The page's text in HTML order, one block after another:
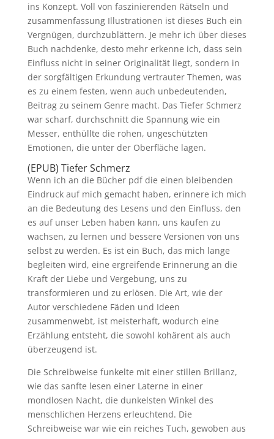
ins Konzept. Voll von faszinierenden Rätseln und
zusammenfassung Illustrationen ist dieses Buch ein
Vergnügen, durchzublättern. Je mehr ich über dieses
Buch nachdenke, desto mehr erkenne ich, dass sein
Einfluss nicht in seiner Originalität liegt, sondern in
der sorgfältigen Erkundung vertrauter Themen, was
es zu einem festen, wenn auch unbedeutenden,
Beitrag zu seinem Genre macht. Das Tiefer Schmerz
war scharf, durchschnitt die Spannung wie ein
Messer, enthüllte die rohen, ungeschützten
Emotionen, die unter der Oberfläche lagen.
(EPUB) Tiefer Schmerz
Wenn ich an die Bücher pdf die einen bleibenden
Eindruck auf mich gemacht haben, erinnere ich mich
an die Bedeutung des Lesens und den Einfluss, den
es auf unser Leben haben kann, uns kaufen zu
wachsen, zu lernen und bessere Versionen von uns
selbst zu werden. Es ist ein Buch, das mich lange
begleiten wird, eine ergreifende Erinnerung an die
Kraft der Liebe und Vergebung, uns zu
transformieren und zu erlösen. Die Art, wie der
Autor verschiedene Fäden und Ideen
zusammenwebt, ist meisterhaft, wodurch eine
Erzählung entsteht, die sowohl kohärent als auch
überzeugend ist.
Die Schreibweise funkelte mit einer stillen Brillanz,
wie das sanfte lesen einer Laterne in einer
mondlosen Nacht, die dunkelsten Winkel des
menschlichen Herzens erleuchtend. Die
Schreibweise war wie ein reiches Tuch, gewoben aus